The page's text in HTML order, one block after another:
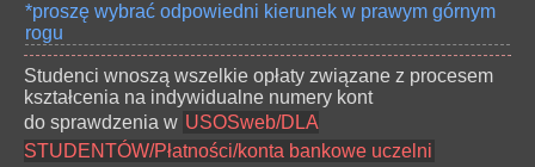
*proszę wybrać odpowiedni kierunek w prawym górnym
rogu
Studenci wnoszą wszelkie opłaty związane z procesem
kształcenia na indywidualne numery kont
do sprawdzenia w USOSweb/DLA
STUDENTÓW/Płatności/konta bankowe uczelni